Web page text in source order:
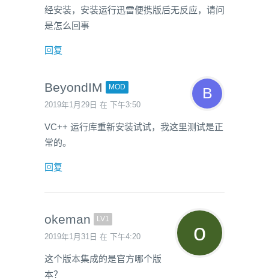
经安装，安装运行迅雷便携版后无反应，请问
是怎么回事
回复
BeyondIM MOD
2019年1月29日 在 下午3:50
VC++ 运行库重新安装试试，我这里测试是正
常的。
回复
okeman LV1
2019年1月31日 在 下午4:20
这个版本集成的是官方哪个版
本？